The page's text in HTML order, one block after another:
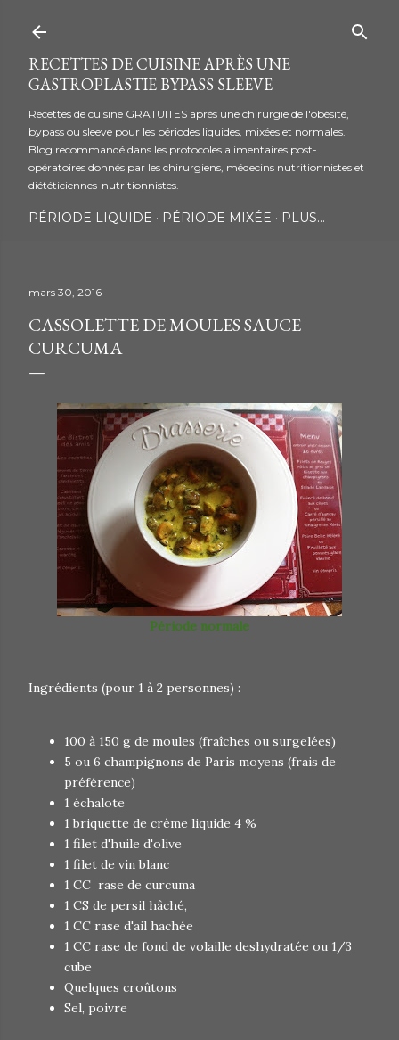
RECETTES DE CUISINE APRÈS UNE
GASTROPLASTIE BYPASS SLEEVE
Recettes de cuisine GRATUITES après une chirurgie de l'obésité,
bypass ou sleeve pour les périodes liquides, mixées et normales.
Blog recommandé dans les protocoles alimentaires post-
opératoires donnés par les chirurgiens, médecins nutritionnistes et
diététiciennes-nutritionnistes.
PÉRIODE LIQUIDE PÉRIODE MIXÉE PLUS…
mars 30, 2016
CASSOLETTE DE MOULES SAUCE
CURCUMA
Période normale
Ingrédients (pour 1 à 2 personnes) :
100 à 150 g de moules (fraîches ou surgelées)
5 ou 6 champignons de Paris moyens (frais de
préférence)
1 échalote
1 briquette de crème liquide 4 %
1 filet d'huile d'olive
1 filet de vin blanc
1 CC rase de curcuma
1 CS de persil hâché,
1 CC rase d'ail hachée
1 CC rase de fond de volaille deshydratée ou 1/3
cube
Quelques croûtons
Sel, poivre